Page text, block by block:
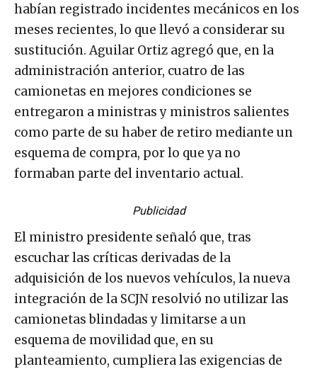
habían registrado incidentes mecánicos en los
meses recientes, lo que llevó a considerar su
sustitución. Aguilar Ortiz agregó que, en la
administración anterior, cuatro de las
camionetas en mejores condiciones se
entregaron a ministras y ministros salientes
como parte de su haber de retiro mediante un
esquema de compra, por lo que ya no
formaban parte del inventario actual.
Publicidad
El ministro presidente señaló que, tras
escuchar las críticas derivadas de la
adquisición de los nuevos vehículos, la nueva
integración de la SCJN resolvió no utilizar las
camionetas blindadas y limitarse a un
esquema de movilidad que, en su
planteamiento, cumpliera las exigencias de